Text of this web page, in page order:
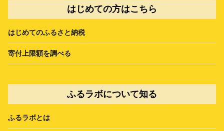
はじめての方はこちら
はじめてのふるさと納税
寄付上限額を調べる
ふるラボについて知る
ふるラボとは